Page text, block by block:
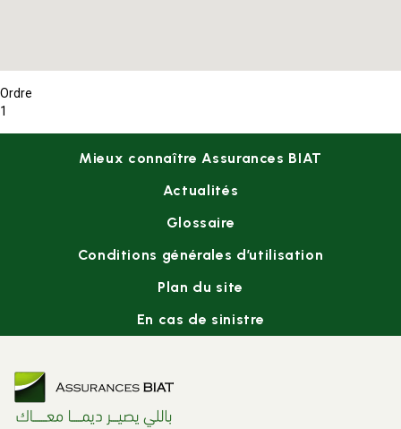
Ordre
1
Mieux connaître Assurances BIAT
Actualités
Glossaire
Conditions générales d’utilisation
Plan du site
En cas de sinistre